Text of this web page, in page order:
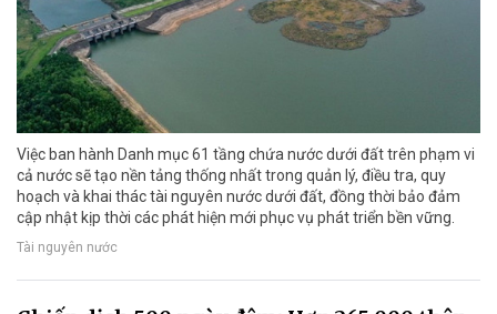
Việc ban hành Danh mục 61 tầng chứa nước dưới đất trên phạm vi
cả nước sẽ tạo nền tảng thống nhất trong quản lý, điều tra, quy
hoạch và khai thác tài nguyên nước dưới đất, đồng thời bảo đảm
cập nhật kịp thời các phát hiện mới phục vụ phát triển bền vững.
Tài nguyên nước